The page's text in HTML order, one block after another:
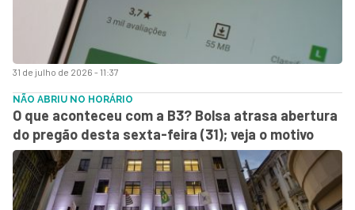
31 de julho de 2026 - 11:37
NÃO ABRIU NO HORÁRIO
O que aconteceu com a B3? Bolsa atrasa abertura
do pregão desta sexta-feira (31); veja o motivo